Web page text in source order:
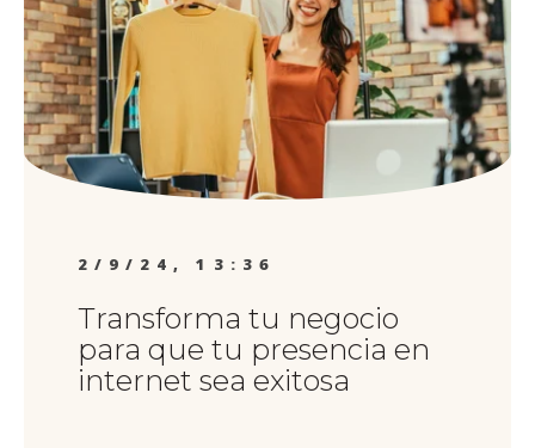
2/9/24, 13:36
Transforma tu negocio
para que tu presencia en
internet sea exitosa